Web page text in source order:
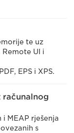
te uz
UI i
EPS i XPS.
računalnog
MEAP rješenja
s